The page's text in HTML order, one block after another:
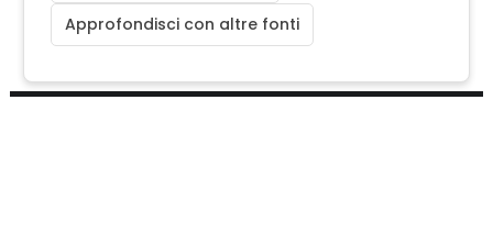
Approfondisci con altre fonti